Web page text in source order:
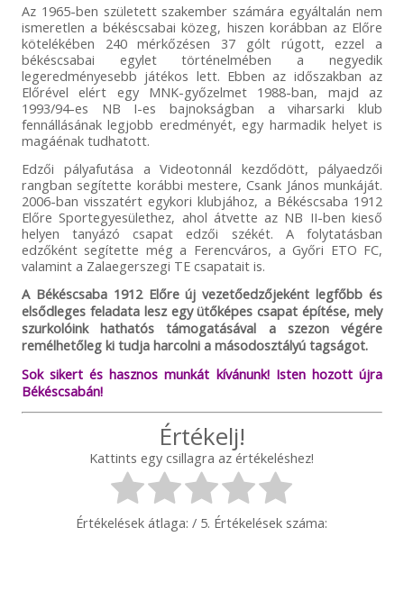
Az 1965-ben született szakember számára egyáltalán nem
ismeretlen a békéscsabai közeg, hiszen korábban az Előre
kötelékében 240 mérkőzésen 37 gólt rúgott, ezzel a
békéscsabai egylet történelmében a negyedik
legeredményesebb játékos lett. Ebben az időszakban az
Előrével elért egy MNK-győzelmet 1988-ban, majd az
1993/94-es NB I-es bajnokságban a viharsarki klub
fennállásának legjobb eredményét, egy harmadik helyet is
magáénak tudhatott.
Edzői pályafutása a Videotonnál kezdődött, pályaedzői
rangban segítette korábbi mestere, Csank János munkáját.
2006-ban visszatért egykori klubjához, a Békéscsaba 1912
Előre Sportegyesülethez, ahol átvette az NB II-ben kieső
helyen tanyázó csapat edzői székét. A folytatásban
edzőként segítette még a Ferencváros, a Győri ETO FC,
valamint a Zalaegerszegi TE csapatait is.
A Békéscsaba 1912 Előre új vezetőedzőjeként legfőbb és
elsődleges feladata lesz egy ütőképes csapat építése, mely
szurkolóink hathatós támogatásával a szezon végére
remélhetőleg ki tudja harcolni a másodosztályú tagságot.
Sok sikert és hasznos munkát kívánunk! Isten hozott újra
Békéscsabán!
Értékelj!
Kattints egy csillagra az értékeléshez!
Értékelések átlaga:/ 5. Értékelések száma: